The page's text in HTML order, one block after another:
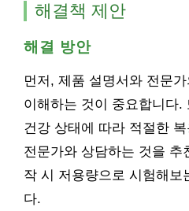
해결책 제안
해결 방안
먼저, 제품 설명서와 전문
이해하는 것이 중요합니다.
건강 상태에 따라 적절한
전문가와 상담하는 것을 추
작 시 저용량으로 시험해보
다.